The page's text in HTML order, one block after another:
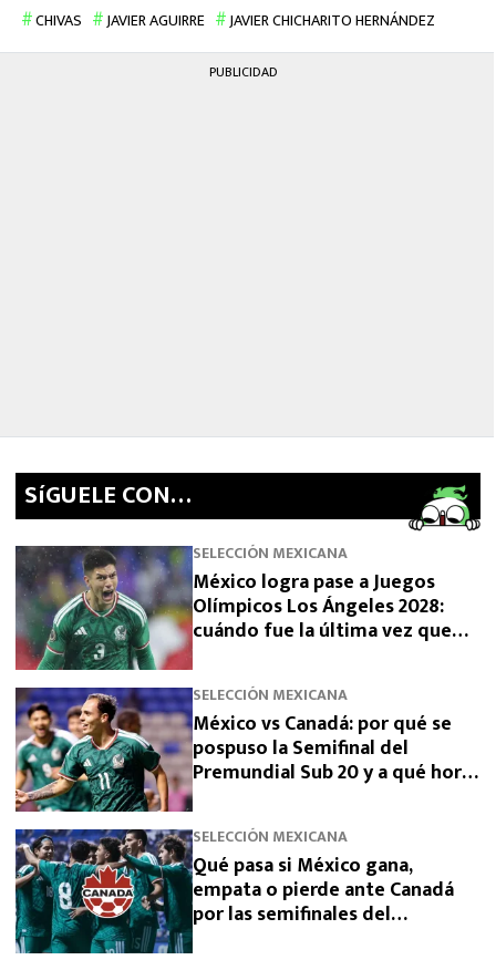
CHIVAS JAVIER AGUIRRE JAVIER CHICHARITO HERNÁNDEZ
PUBLICIDAD
SíGUELE CON…
SELECCIÓN MEXICANA
México logra pase a Juegos
Olímpicos Los Ángeles 2028:
cuándo fue la última vez que
SELECCIÓN MEXICANA
México vs Canadá: por qué se
pospuso la Semifinal del
Premundial Sub 20 y a qué hora
SELECCIÓN MEXICANA
Qué pasa si México gana,
empata o pierde ante Canadá
por las semifinales del